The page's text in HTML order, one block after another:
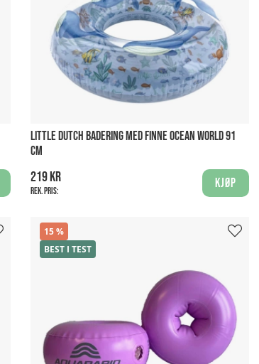
LITTLE DUTCH BADERING MED FINNE OCEAN WORLD 91
CM
219 kr
Rek. pris:
Kjøp
15
BEST I TEST